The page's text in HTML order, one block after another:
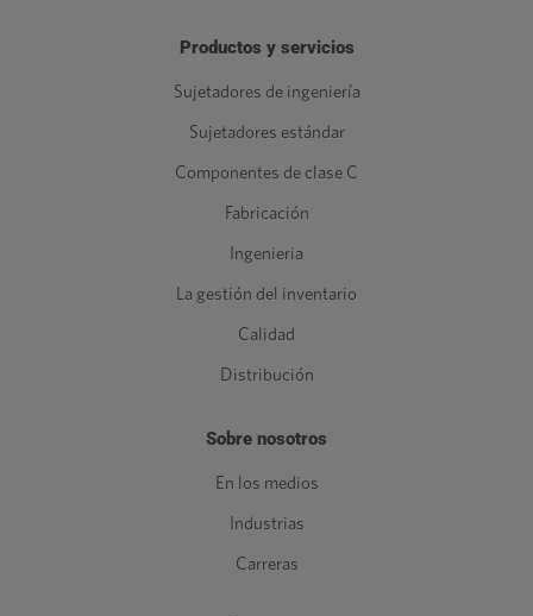
Productos y servicios
Sujetadores de ingeniería
Sujetadores estándar
Componentes de clase C
Fabricación
Ingenieria
La gestión del inventario
Calidad
Distribución
Sobre nosotros
En los medios
Industrias
Carreras